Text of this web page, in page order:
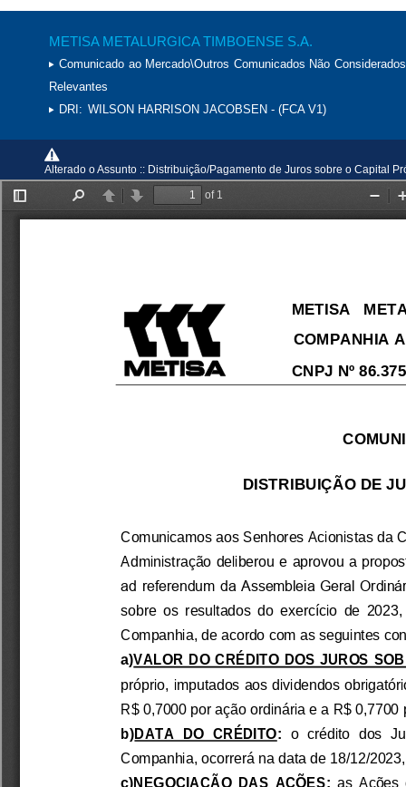
METISA METALURGICA TIMBOENSE S.A.
Comunicado ao Mercado\Outros Comunicados Não
Relevantes
DRI: WILSON HARRISON JACOBSEN - (FCA V1)
Alterado o Assunto :: Distribuição/Pagamento de Juros sobre o Capital